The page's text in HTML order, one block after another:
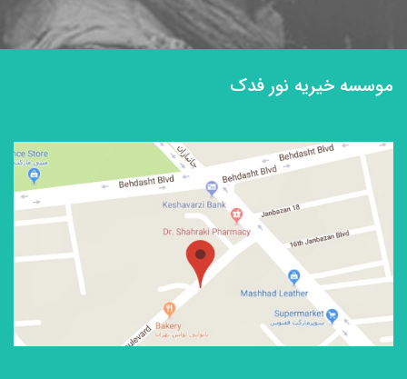
موسسه خیریه نور فدک